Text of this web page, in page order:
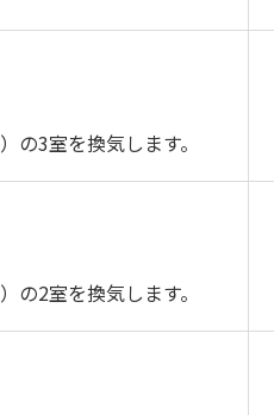
の3室を換気します。
の2室を換気します。